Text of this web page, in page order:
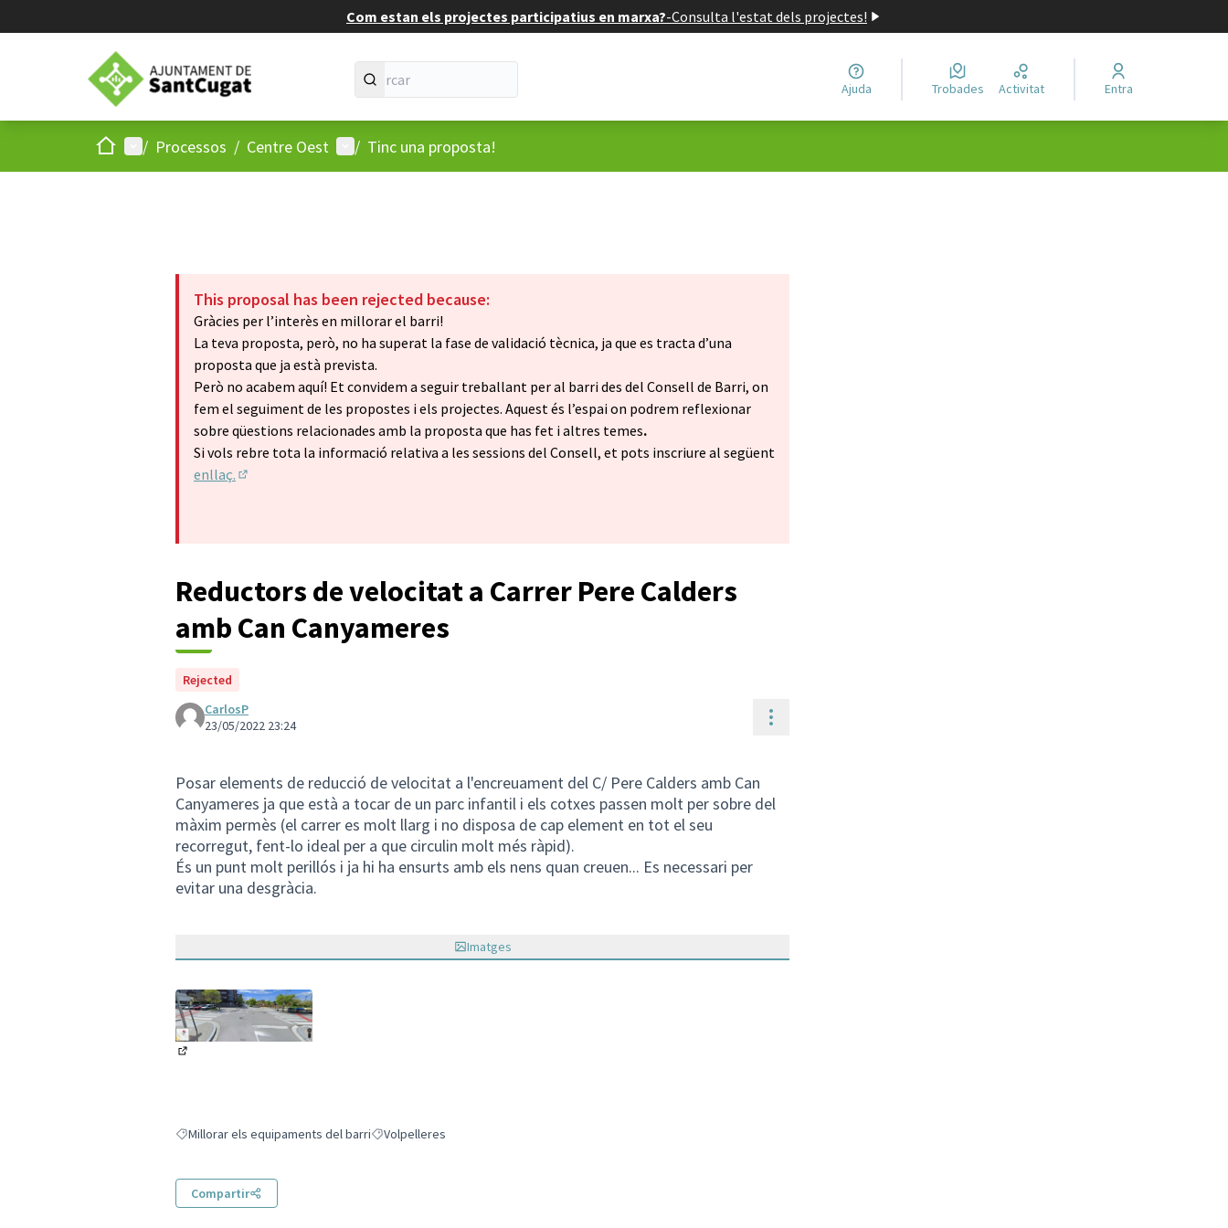
Com estan els projectes participatius en marxa?-Consulta l'estat dels projectes!
Ajuda Trobades Activitat Entra
Inici Menú principal
/ Processos / Centre Oest Menú d'usuari
/ Tinc una proposta!
This proposal has been rejected because:
Gràcies per l’interès en millorar el barri!
La teva proposta, però, no ha superat la fase de validació tècnica, ja que es tracta d’una
proposta que ja està prevista.
Però no acabem aquí! Et convidem a seguir treballant per al barri des del Consell de Barri, on
fem el seguiment de les propostes i els projectes. Aquest és l’espai on podrem reflexionar
sobre qüestions relacionades amb la proposta que has fet i altres temes.
Si vols rebre tota la informació relativa a les sessions del Consell, et pots inscriure al següent
enllaç.
Reductors de velocitat a Carrer Pere Calders
amb Can Canyameres
Rejected
CarlosP
23/05/2022 23:24
Controls de recursos
Posar elements de reducció de velocitat a l'encreuament del C/ Pere Calders amb Can
Canyameres ja que està a tocar de un parc infantil i els cotxes passen molt per sobre del
màxim permès (el carrer es molt llarg i no disposa de cap element en tot el seu
recorregut, fent-lo ideal per a que circulin molt més ràpid).
És un punt molt perillós i ja hi ha ensurts amb els nens quan creuen... Es necessari per
evitar una desgràcia.
Imatges
Resultats en filtrar per: Millorar els equipaments del barri
Millorar els equipaments del barriResultats en filtrar per: Volpelleres
Volpelleres
Compartir